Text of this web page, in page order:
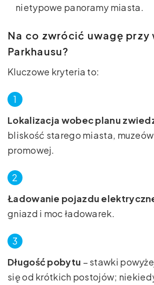
nietypowe panoramy miasta.
Na co zwrócić uwagę przy
Parkhausu?
Kluczowe kryteria to:
Lokalizacja wobec planu
bliskość starego miasta,
promowej.
Ładowanie pojazdu
gniazd i moc ładowarek.
Długość pobytu – stawki
się od krótkich postojów;